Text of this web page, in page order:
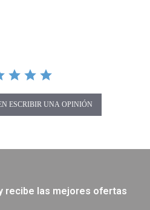
ESCRIBIR UNA OPINIÓN
recibe las mejores ofertas